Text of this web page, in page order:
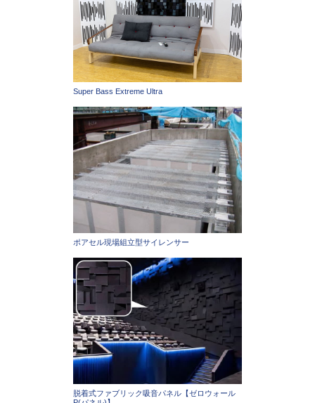
Super Bass Extreme Ultra
ポアセル現場組立型サイレンサー
脱着式ファブリック吸音パネル【ゼロウォール